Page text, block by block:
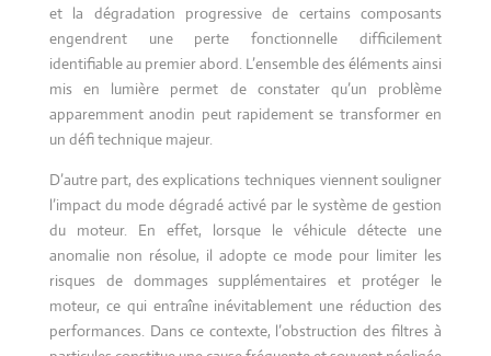
et la dégradation progressive de certains composants
engendrent une perte fonctionnelle difficilement
identifiable au premier abord. L’ensemble des éléments ainsi
mis en lumière permet de constater qu’un problème
apparemment anodin peut rapidement se transformer en
un défi technique majeur.
D’autre part, des explications techniques viennent souligner
l’impact du mode dégradé activé par le système de gestion
du moteur. En effet, lorsque le véhicule détecte une
anomalie non résolue, il adopte ce mode pour limiter les
risques de dommages supplémentaires et protéger le
moteur, ce qui entraîne inévitablement une réduction des
performances. Dans ce contexte, l’obstruction des filtres à